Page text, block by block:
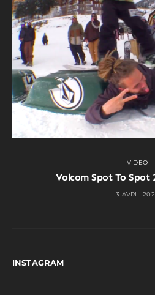
VIDEO
Volcom Spot To Spot
3 AVRIL
INSTAGRAM